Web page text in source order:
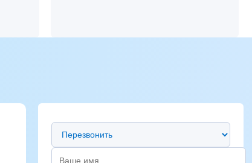
Предпочтительный способ связи